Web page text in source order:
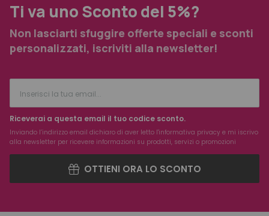
Ti va uno Sconto del 5%?
Non lasciarti sfuggire offerte speciali e sconti
personalizzati, iscriviti alla newsletter!
OTTIENI ORA LO SCONTO
Riceverai a questa email il tuo codice sconto.
Inviando l’indirizzo email dichiaro di aver letto l'informativa privacy e mi iscrivo
alla newsletter per ricevere informazioni su prodotti, servizi o promozioni